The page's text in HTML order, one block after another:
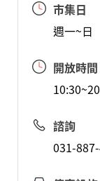
市集日
週一~日
開放時間
諮詢
031-